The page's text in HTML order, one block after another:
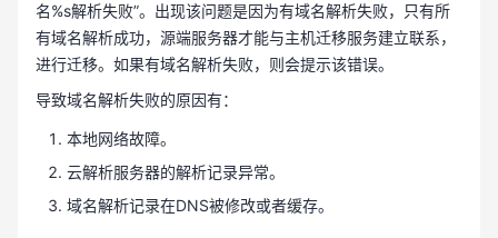
名%s解析失败”。出现该问题是因为有域名解析失败，只有所
有域名解析成功，源端服务器才能与主机迁移服务建立联系，
进行迁移。如果有域名解析失败，则会提示该错误。
导致域名解析失败的原因有：
本地网络故障。
云解析服务器的解析记录异常。
域名解析记录在DNS被修改或者缓存。